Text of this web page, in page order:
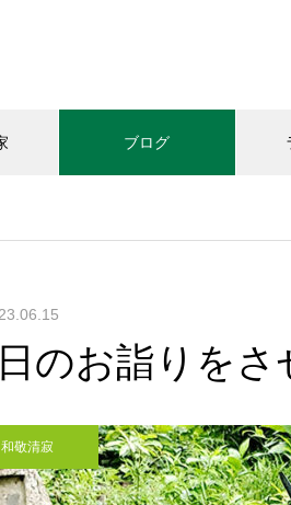
ブログ
「おうちカフェありがと｣
のお詣りを
和敬清寂